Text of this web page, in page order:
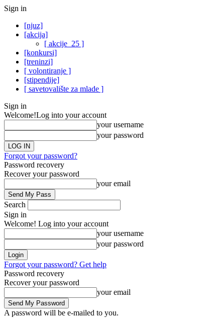
Sign in
[njuz]
[akcija]
[ akcije_25 ]
[konkursi]
[treninzi]
[ volontiranje ]
[stipendije]
[ savetovalište za mlade ]
Sign in
Welcome!Log into your account
your username
your password
Forgot your password?
Password recovery
Recover your password
your email
Search
Sign in
Welcome! Log into your account
your username
your password
Forgot your password? Get help
Password recovery
Recover your password
your email
A password will be e-mailed to you.